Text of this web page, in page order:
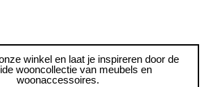
winkel en laat je inspireren door de
wooncollectie van meubels en
woonaccessoires.